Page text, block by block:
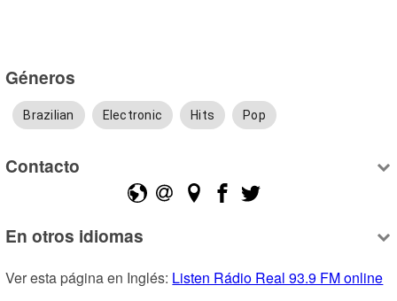
Géneros
Brazilian Electronic Hits Pop
Contacto
En otros idiomas
Ver esta página en Inglés: Listen Rádio Real 93.9 FM online